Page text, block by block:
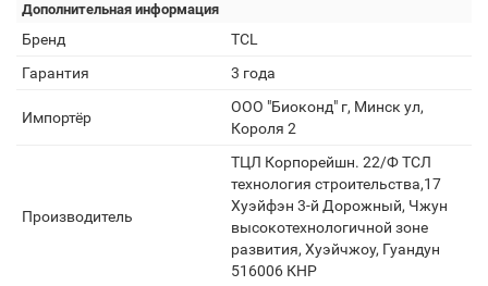
Дополнительная информация
Бренд
TCL
Гарантия
3 года
Импортёр
ООО "Биоконд" г, Минск ул,
Короля 2
Производитель
ТЦЛ Корпорейшн. 22/Ф ТСЛ
технология строительства,17
Хуэйфэн 3-й Дорожный, Чжун
высокотехнологичной зоне
развития, Хуэйчжоу, Гуандун
516006 КНР